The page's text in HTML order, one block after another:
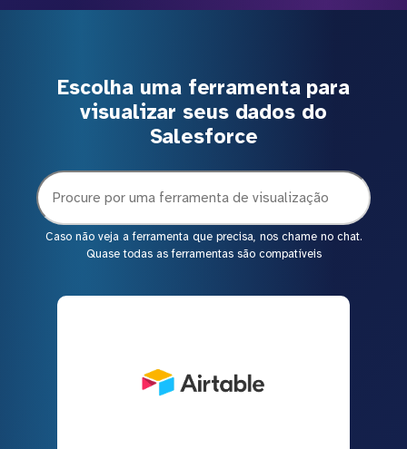
Escolha uma ferramenta para
visualizar seus dados do
Salesforce
Caso não veja a ferramenta que precisa, nos chame no chat.
Quase todas as ferramentas são compatíveis